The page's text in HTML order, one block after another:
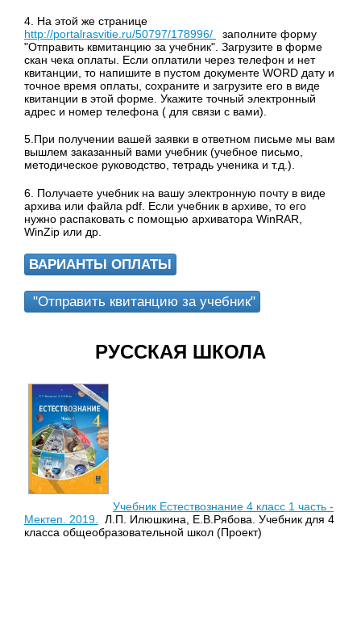
4. На этой же странице
http://portalrasvitie.ru/50797/178996/
заполните форму
"Отправить квмитанцию за учебник". Загрузите в форме
скан чека оплаты. Если оплатили через телефон и нет
квитанции, то напишите в пустом документе WORD дату и
точное время оплаты, сохраните и загрузите его в виде
квитанции в этой форме. Укажите точный электронный
адрес и номер телефона ( для связи с вами).
5.При получении вашей заявки в ответном письме мы вам
вышлем заказанный вами учебник (учебное письмо,
методическое руководство, тетрадь ученика и т.д.).
6. Получаете учебник на вашу электронную почту в виде
архива или файла pdf. Если учебник в архиве, то его
нужно распаковать с помощью архиватора WinRAR,
WinZip или др.
ВАРИАНТЫ ОПЛАТЫ
"Отправить квитанцию за учебник"
РУССКАЯ ШКОЛА
Учебник Естествознание 4 класс 1 часть -
Мектеп. 2019.
Л.П. Илюшкина, Е.В.Рябова. Учебник для 4
класса общеобразовательной школ (Проект)